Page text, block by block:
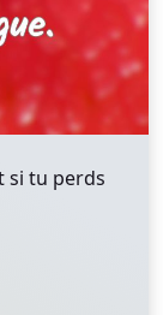
si tu perds